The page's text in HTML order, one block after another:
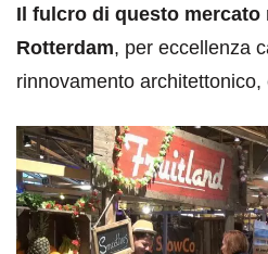
Il fulcro di questo mercato
Rotterdam, per eccellenza
rinnovamento